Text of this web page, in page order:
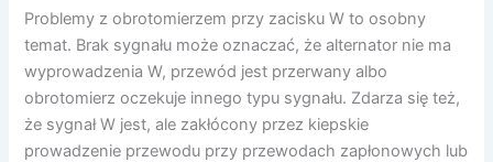
Problemy z obrotomierzem przy zacisku W to osobny
temat. Brak sygnału może oznaczać, że alternator nie ma
wyprowadzenia W, przewód jest przerwany albo
obrotomierz oczekuje innego typu sygnału. Zdarza się też,
że sygnał W jest, ale zakłócony przez kiepskie
prowadzenie przewodu przy przewodach zapłonowych lub